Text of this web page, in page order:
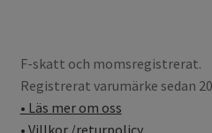
F-skatt och momsregistrerat.
Registrerat varumärke sedan
• Läs mer om oss
• Villkor /returpolicy